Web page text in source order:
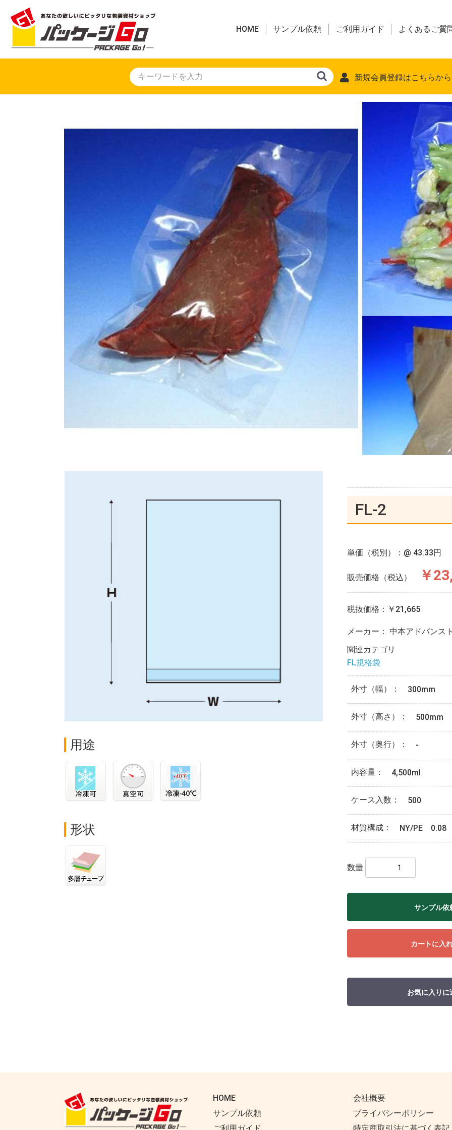
HOME サンプル依頼 ご利用ガイド よくあるご質
新規会員登録はこちらから
用途
形状
FL-2
単価（税別）：@ 43.33円
販売価格（税込） ￥
税抜価格：￥21,665
メーカー： 中本アドバンス
関連カテゴリ
FL規格袋
外寸（幅）： 300mm
外寸（高さ）： 500mm
外寸（奥行）： -
内容量： 4,500ml
ケース入数： 500
材質構成： NY/PE 0.08
数量
サンプル依
カートに入
お気に入りに
HOME
サンプル依頼
会社概要
プライバシーポリシー